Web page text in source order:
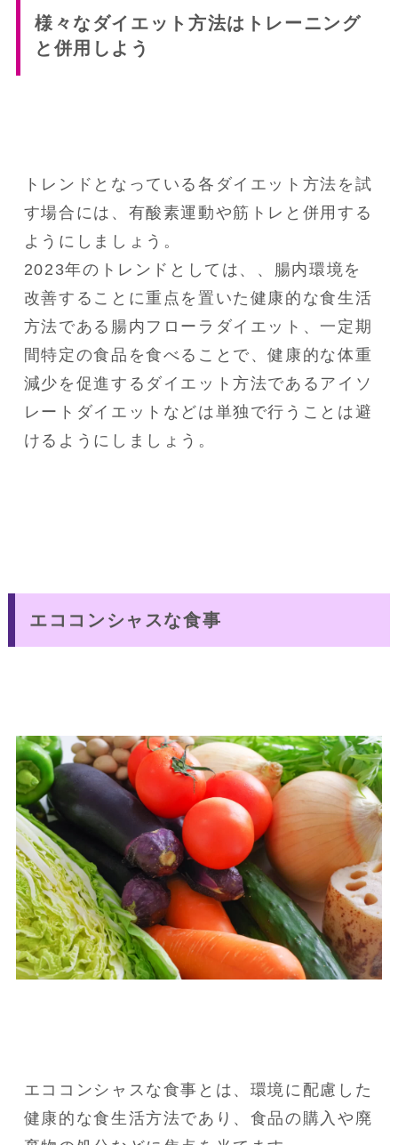
様々なダイエット方法はトレーニング
と併用しよう
トレンドとなっている各ダイエット方法を試
す場合には、有酸素運動や筋トレと併用する
ようにしましょう。
2023年のトレンドとしては、、腸内環境を
改善することに重点を置いた健康的な食生活
方法である腸内フローラダイエット、一定期
間特定の食品を食べることで、健康的な体重
減少を促進するダイエット方法であるアイソ
レートダイエットなどは単独で行うことは避
エココンシャスな食事
エココンシャスな食事とは、環境に配慮した
健康的な食生活方法であり、食品の購入や廃